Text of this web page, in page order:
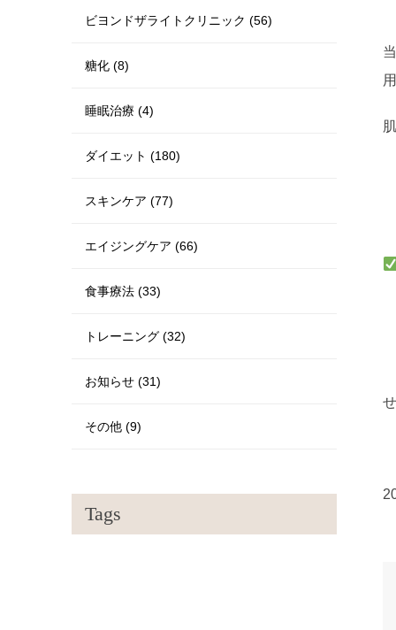
ビヨンドザライトクリニック (56)
糖化 (8)
睡眠治療 (4)
ダイエット (180)
スキンケア (77)
エイジングケア (66)
食事療法 (33)
トレーニング (32)
お知らせ (31)
その他 (9)
Tags